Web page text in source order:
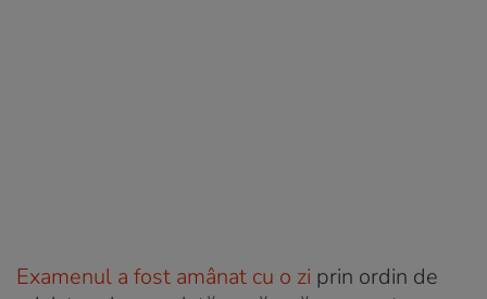
Examenul a fost amânat cu o zi prin ordin de